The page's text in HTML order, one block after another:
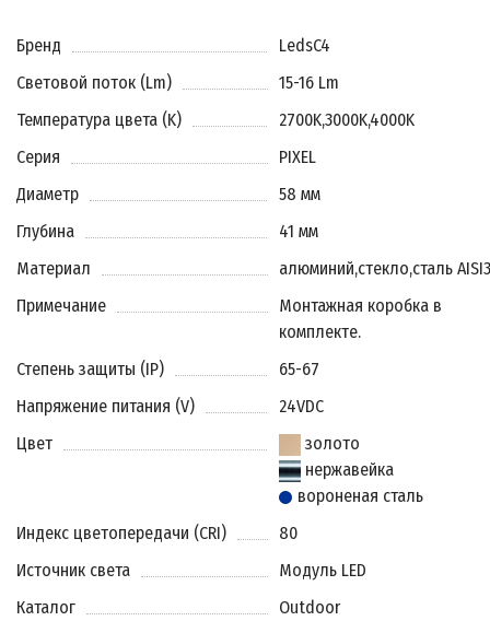
Бренд
LedsC4
Световой поток (Lm)
15-16 Lm
Температура цвета (K)
2700K,3000K,4000K
Серия
PIXEL
Диаметр
58 мм
Глубина
41 мм
Материал
алюминий,стекло,сталь
Примечание
Монтажная коробка в
комплекте.
Степень защиты (IP)
65-67
Напряжение питания (V)
24VDC
Цвет
золото
нержавейка
вороненая сталь
Индекс цветопередачи (CRI)
80
Источник света
Модуль LED
Каталог
Outdoor